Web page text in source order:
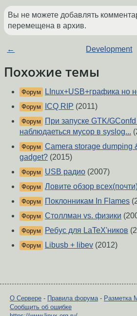
Вы не можете добавлять
перемещена в архив.
← Development
Похожие темы
Форум LInux+USB+графика но
Форум ICQ RIP (2011)
Форум
При запуске GTK/
наблюдаеться мусор в syslog...
Форум Camera storage dumping
gadget? (2015)
Форум USB радио (2007)
Форум Ловите обзор
Форум Поклонникам In Flames
Форум Столлман vs. физики
Форум Ребус для LaTeX'ников
Форум Libusb + libev (2012)
О Сервере - Правила форума- Разметка
Сообщить об ошибке